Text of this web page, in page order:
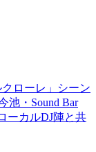
ローレ」シーン
池・Sound Bar
ーカルDJ陣と共